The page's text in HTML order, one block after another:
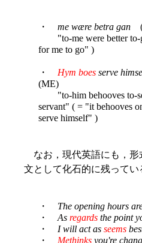
・ me wære betra gan
"to-me were better to-
for me to go" )
・ Hym boes serve
(ME)
"to-him behooves to-
servant" ( = "it behooves
serve himself" )
なお，現代英語にも，形
文として化石的に残ってい
・ The opening hours
・ As regards the point
・ I will act as seems
・ Methinks you're